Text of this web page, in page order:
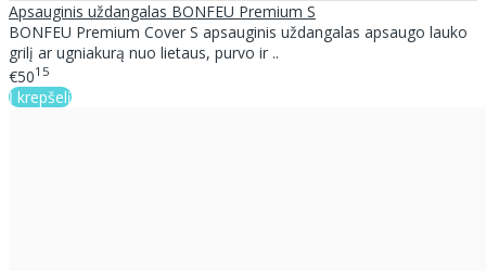
Apsauginis uždangalas BONFEU Premium S
BONFEU Premium Cover S apsauginis uždangalas apsaugo lauko
grilį ar ugniakurą nuo lietaus, purvo ir ..
€5015
Į krepšelį